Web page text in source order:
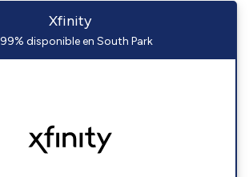
Xfinity
99% disponible en South Park